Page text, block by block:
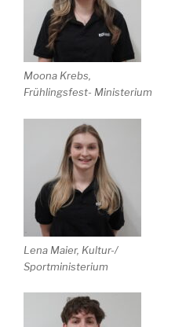
Moona Krebs,
Frühlingsfest- Ministerium
Lena Maier, Kultur-/
Sportministerium